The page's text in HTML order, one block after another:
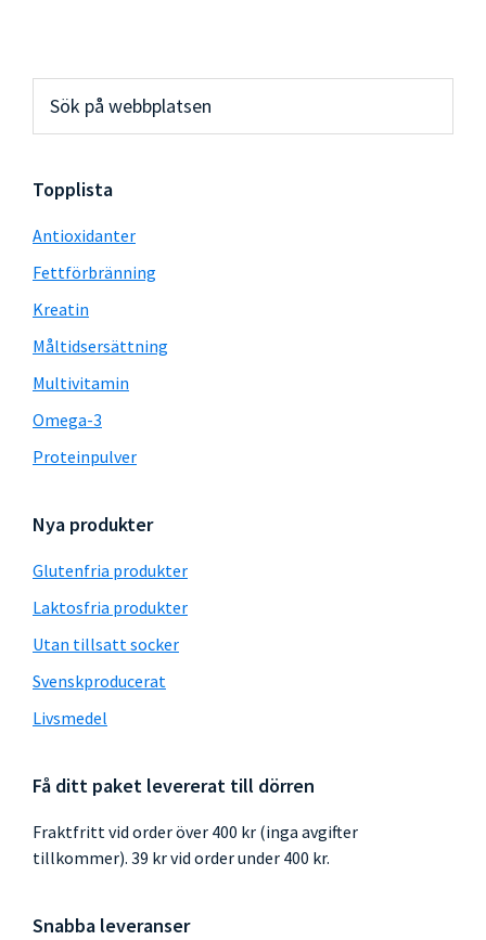
Primärt
sidofält
Topplista
Antioxidanter
Fettförbränning
Kreatin
Måltidsersättning
Multivitamin
Omega-3
Proteinpulver
Nya produkter
Glutenfria produkter
Laktosfria produkter
Utan tillsatt socker
Svenskproducerat
Livsmedel
Få ditt paket levererat till dörren
Fraktfritt vid order över 400 kr (inga avgifter
tillkommer). 39 kr vid order under 400 kr.
Snabba leveranser